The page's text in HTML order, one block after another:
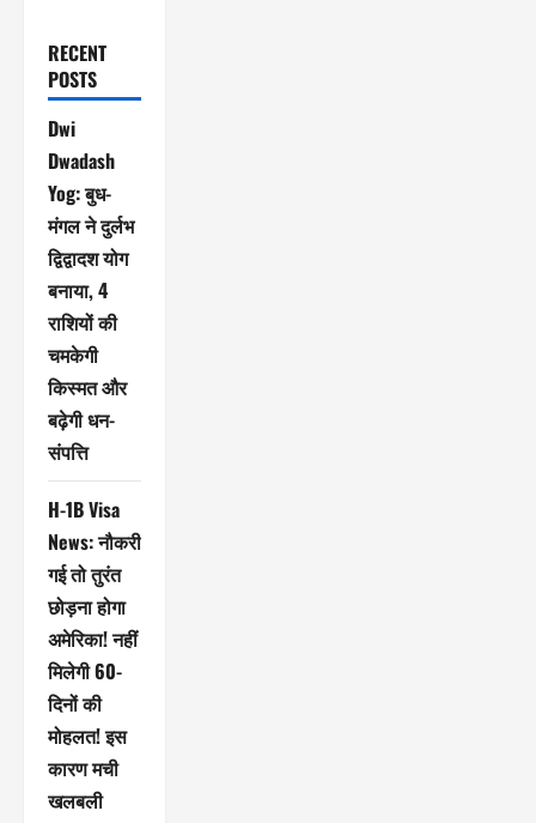
RECENT
POSTS
Dwi
Dwadash
Yog: बुध-
मंगल ने दुर्लभ
द्विद्वादश योग
बनाया, 4
राशियों की
चमकेगी
किस्मत और
बढ़ेगी धन-
संपत्ति
H-1B Visa
News: नौकरी
गई तो तुरंत
छोड़ना होगा
अमेरिका! नहीं
मिलेगी 60-
दिनों की
मोहलत! इस
कारण मची
खलबली